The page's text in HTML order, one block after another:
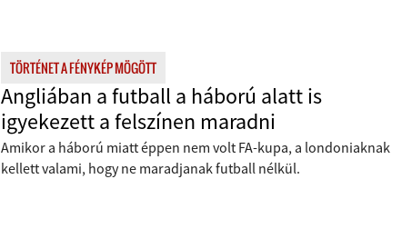
TÖRTÉNET A FÉNYKÉP MÖGÖTT
Angliában a futball a háború alatt is
igyekezett a felszínen maradni
Amikor a háború miatt éppen nem volt FA-kupa, a londoniaknak
kellett valami, hogy ne maradjanak futball nélkül.